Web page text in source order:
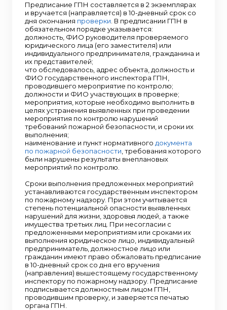
Предписание ГПН составляется в 2 экземплярах
и вручается (направляется) в 10-дневный срок со
дня окончания проверки . В предписании ГПН в
обязательном порядке указывается:
должность, ФИО руководителя проверяемого
юридического лица (его заместителя) или
индивидуального предпринимателя, гражданина и
их представителей;
что обследовалось, адрес объекта, должность и
ФИО государственного инспектора ГПН,
проводившего мероприятие по контролю;
должности и ФИО участвующих в проверке;
мероприятия, которые необходимо выполнить в
целях устранения выявленных при проведении
мероприятия по контролю нарушений
требований пожарной безопасности, и сроки их
выполнения;
наименование и пункт нормативного документа
по пожарной безопасности , требования которого
были нарушены результаты внеплановых
мероприятий по контролю.
Сроки выполнения предложенных мероприятий
устанавливаются государственным инспектором
по пожарному надзору. При этом учитывается
степень потенциальной опасности выявленных
нарушений для жизни, здоровья людей, а также
имущества третьих лиц. При несогласии с
предложенными мероприятиям или сроками их
выполнения юридическое лицо, индивидуальный
предприниматель, должностное лицо или
гражданин имеют право обжаловать предписание
в 10-дневный срок со дня его вручения
(направления) вышестоящему государственному
инспектору по пожарному надзору. Предписание
подписывается должностным лицом ГПН,
проводившим проверку, и заверяется печатью
органа ГПН.